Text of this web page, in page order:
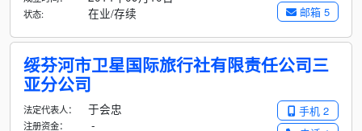
邮箱 5
状态: 在业/存续
绥芬河市卫星国际旅行社有限责任公司三
亚分公司
手机 2
法定代表人： 于会忠
注册资金： -